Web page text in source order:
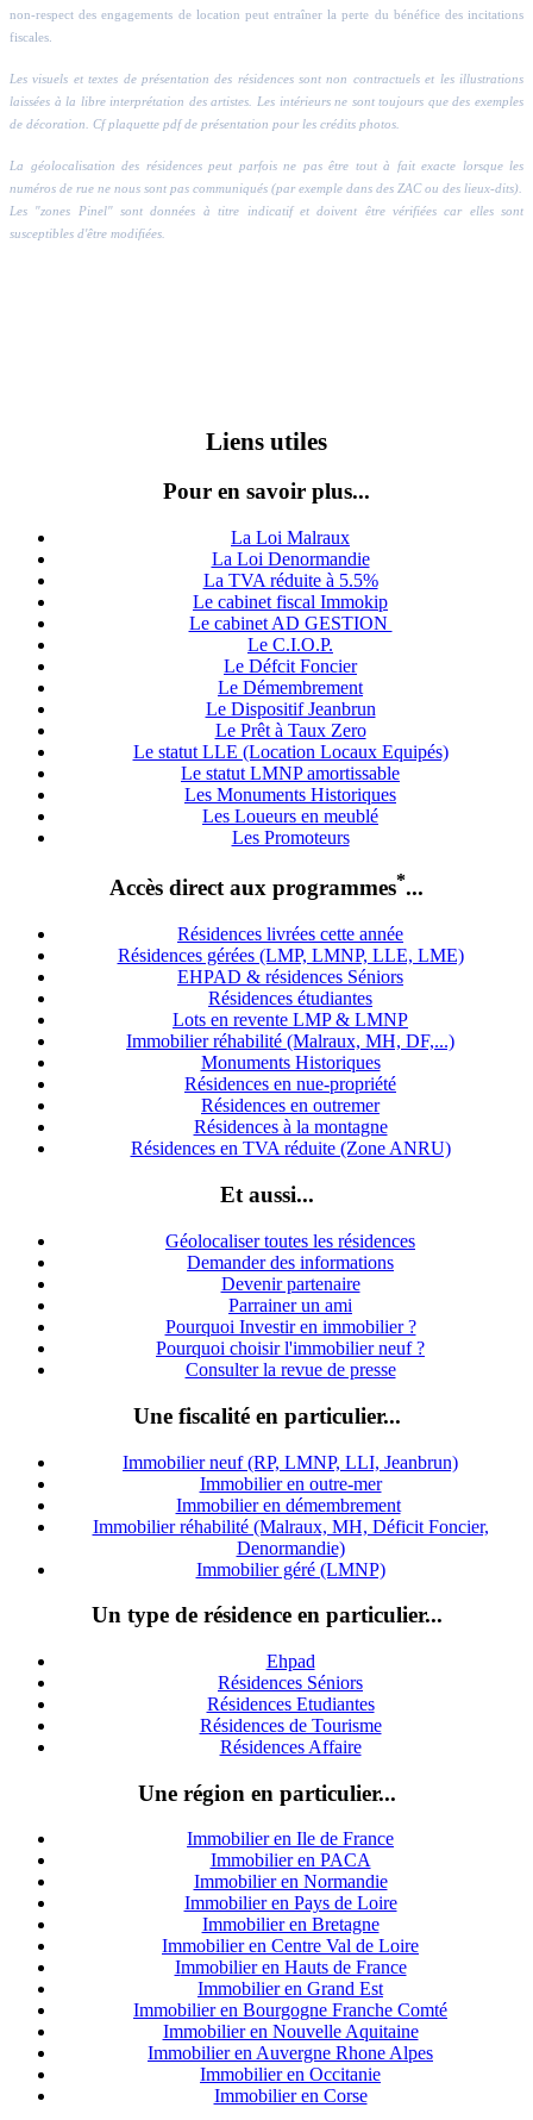
non-respect des engagements de location peut entraîner la perte du bénéfice des incitations
fiscales.
Les visuels et textes de présentation des résidences sont non contractuels et les illustrations
laissées à la libre interprétation des artistes. Les intérieurs ne sont toujours que des exemples
de décoration. Cf plaquette pdf de présentation pour les crédits photos.
La géolocalisation des résidences peut parfois ne pas être tout à fait exacte lorsque les
numéros de rue ne nous sont pas communiqués (par exemple dans des ZAC ou des lieux-dits).
Les "zones Pinel" sont données à titre indicatif et doivent être vérifiées car elles sont
susceptibles d'être modifiées.
Liens utiles
Pour en savoir plus...
La Loi Malraux
La Loi Denormandie
La TVA réduite à 5.5%
Le cabinet fiscal Immokip
Le cabinet AD GESTION
Le C.I.O.P.
Le Défcit Foncier
Le Démembrement
Le Dispositif Jeanbrun
Le Prêt à Taux Zero
Le statut LLE (Location Locaux Equipés)
Le statut LMNP amortissable
Les Monuments Historiques
Les Loueurs en meublé
Les Promoteurs
Accès direct aux programmes*...
Résidences livrées cette année
Résidences gérées (LMP, LMNP, LLE, LME)
EHPAD & résidences Séniors
Résidences étudiantes
Lots en revente LMP & LMNP
Immobilier réhabilité (Malraux, MH, DF,...)
Monuments Historiques
Résidences en nue-propriété
Résidences en outremer
Résidences à la montagne
Résidences en TVA réduite (Zone ANRU)
Et aussi...
Géolocaliser toutes les résidences
Demander des informations
Devenir partenaire
Parrainer un ami
Pourquoi Investir en immobilier ?
Pourquoi choisir l'immobilier neuf ?
Consulter la revue de presse
Une fiscalité en particulier...
Immobilier neuf (RP, LMNP, LLI, Jeanbrun)
Immobilier en outre-mer
Immobilier en démembrement
Immobilier réhabilité (Malraux, MH, Déficit Foncier,
Denormandie)
Immobilier géré (LMNP)
Un type de résidence en particulier...
Ehpad
Résidences Séniors
Résidences Etudiantes
Résidences de Tourisme
Résidences Affaire
Une région en particulier...
Immobilier en Ile de France
Immobilier en PACA
Immobilier en Normandie
Immobilier en Pays de Loire
Immobilier en Bretagne
Immobilier en Centre Val de Loire
Immobilier en Hauts de France
Immobilier en Grand Est
Immobilier en Bourgogne Franche Comté
Immobilier en Nouvelle Aquitaine
Immobilier en Auvergne Rhone Alpes
Immobilier en Occitanie
Immobilier en Corse